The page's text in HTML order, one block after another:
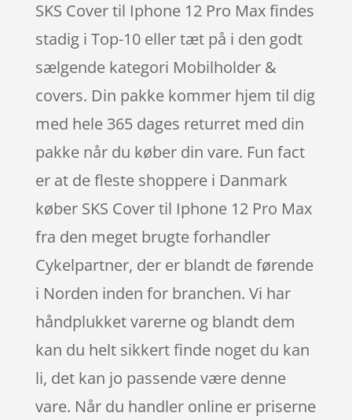
SKS Cover til Iphone 12 Pro Max findes
stadig i Top-10 eller tæt på i den godt
sælgende kategori Mobilholder &
covers. Din pakke kommer hjem til dig
med hele 365 dages returret med din
pakke når du køber din vare. Fun fact
er at de fleste shoppere i Danmark
køber SKS Cover til Iphone 12 Pro Max
fra den meget brugte forhandler
Cykelpartner, der er blandt de førende
i Norden inden for branchen. Vi har
håndplukket varerne og blandt dem
kan du helt sikkert finde noget du kan
li, det kan jo passende være denne
vare. Når du handler online er priserne